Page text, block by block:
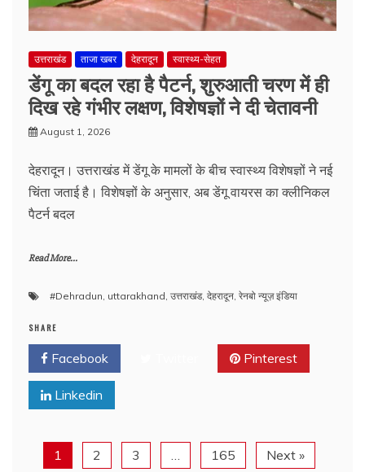
उत्तराखंड ताजा खबर देहरादून स्वास्थ्य-सेहत
डेंगू का बदल रहा है पैटर्न, शुरुआती चरण में ही
दिख रहे गंभीर लक्षण, विशेषज्ञों ने दी चेतावनी
August 1, 2026
देहरादून। उत्तराखंड में डेंगू के मामलों के बीच स्वास्थ्य विशेषज्ञों ने नई
चिंता जताई है। विशेषज्ञों के अनुसार, अब डेंगू वायरस का क्लीनिकल
पैटर्न बदल
Read More...
#Dehradun, uttarakhand, उत्तराखंड, देहरादून, रेनबो न्यूज़ इंडिया
SHARE
Facebook Pinterest
Linkedin
1 2 3 … 165 Next »